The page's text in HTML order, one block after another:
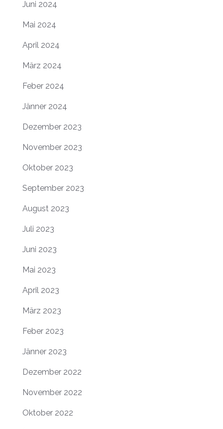
Juni 2024
Mai 2024
April 2024
März 2024
Feber 2024
Jänner 2024
Dezember 2023
November 2023
Oktober 2023
September 2023
August 2023
Juli 2023
Juni 2023
Mai 2023
April 2023
März 2023
Feber 2023
Jänner 2023
Dezember 2022
November 2022
Oktober 2022